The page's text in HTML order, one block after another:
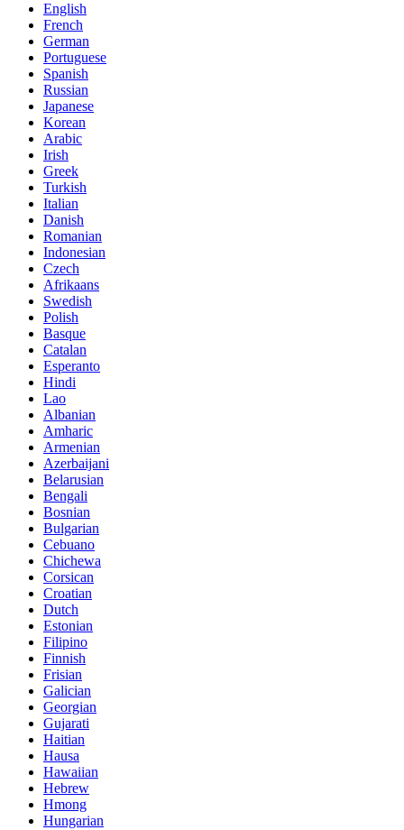
English
French
German
Portuguese
Spanish
Russian
Japanese
Korean
Arabic
Irish
Greek
Turkish
Italian
Danish
Romanian
Indonesian
Czech
Afrikaans
Swedish
Polish
Basque
Catalan
Esperanto
Hindi
Lao
Albanian
Amharic
Armenian
Azerbaijani
Belarusian
Bengali
Bosnian
Bulgarian
Cebuano
Chichewa
Corsican
Croatian
Dutch
Estonian
Filipino
Finnish
Frisian
Galician
Georgian
Gujarati
Haitian
Hausa
Hawaiian
Hebrew
Hmong
Hungarian